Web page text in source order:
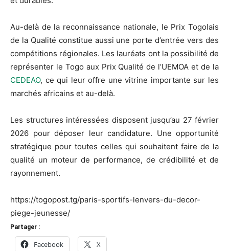
Au-delà de la reconnaissance nationale, le Prix Togolais
de la Qualité constitue aussi une porte d’entrée vers des
compétitions régionales. Les lauréats ont la possibilité de
représenter le Togo aux Prix Qualité de l’UEMOA et de la
CEDEAO, ce qui leur offre une vitrine importante sur les
marchés africains et au-delà.
Les structures intéressées disposent jusqu’au 27 février
2026 pour déposer leur candidature. Une opportunité
stratégique pour toutes celles qui souhaitent faire de la
qualité un moteur de performance, de crédibilité et de
rayonnement.
https://togopost.tg/paris-sportifs-lenvers-du-decor-
piege-jeunesse/
Partager :
Facebook X